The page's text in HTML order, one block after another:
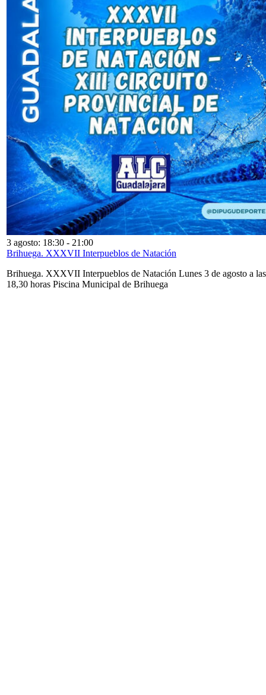
3 agosto: 18:30 - 21:00
Brihuega. XXXVII Interpueblos de Natación
Brihuega. XXXVII Interpueblos de Natación Lunes 3 de agosto a las
18,30 horas Piscina Municipal de Brihuega